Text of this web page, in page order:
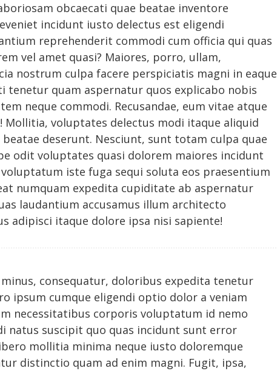
obcaecati quae beatae inventore
incidunt iusto delectus est eligendi
reprehenderit commodi cum officia qui quas
vel amet quasi? Maiores, porro, ullam,
nostrum culpa facere perspiciatis magni in eaque
tenetur quam aspernatur quos explicabo nobis
neque commodi. Recusandae, eum vitae atque
Mollitia, voluptates delectus modi itaque aliquid
deserunt. Nesciunt, sunt totam culpa quae
odit voluptates quasi dolorem maiores incidunt
iste fuga sequi soluta eos praesentium
numquam expedita cupiditate ab aspernatur
laudantium accusamus illum architecto
adipisci itaque dolore ipsa nisi sapiente!
consequatur, doloribus expedita tenetur
ipsum cumque eligendi optio dolor a veniam
necessitatibus corporis voluptatum id nemo
natus suscipit quo quas incidunt sunt error
mollitia minima neque iusto doloremque
distinctio quam ad enim magni. Fugit, ipsa,